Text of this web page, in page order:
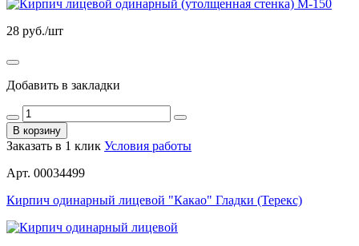
28 руб./шт
Добавить в закладки
В корзину
Заказать в 1 клик Условия работы
Арт. 00034499
Кирпич одинарный лицевой "Какао" Гладки (Терекс)